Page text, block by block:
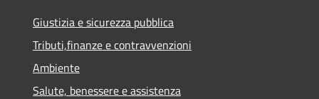
Giustizia e sicurezza pubblica
Tributi,finanze e contravvenzioni
Ambiente
Salute, benessere e assistenza